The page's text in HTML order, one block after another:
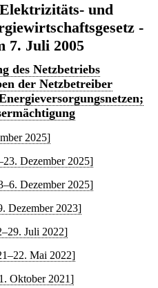
und
-
7. Juli 2005
des Netzbetriebs
der Netzbetreiber
2025]
Dezember 2025]
Dezember 2025]
Dezember 2023]
Juli 2022]
Mai 2022]
Oktober 2021]